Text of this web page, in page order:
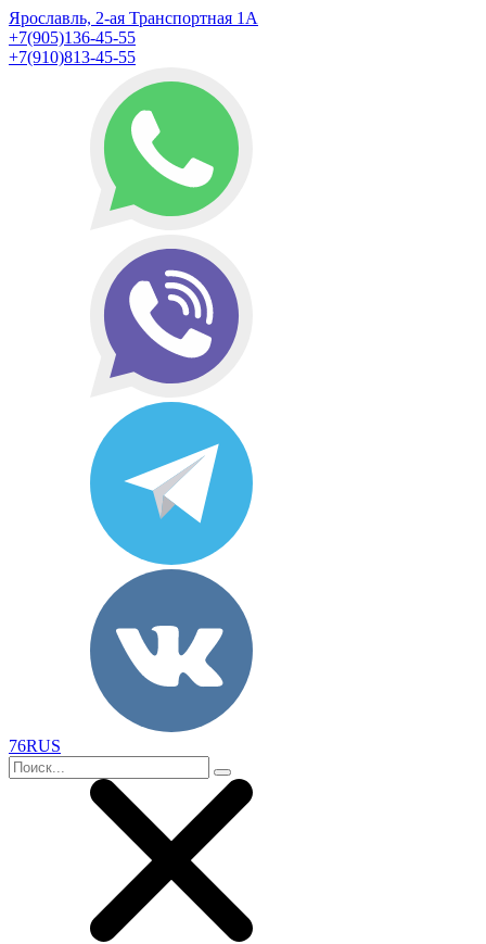
Ярославль, 2-ая Транспортная 1А
+7(905)136-45-55
+7(910)813-45-55
76RUS